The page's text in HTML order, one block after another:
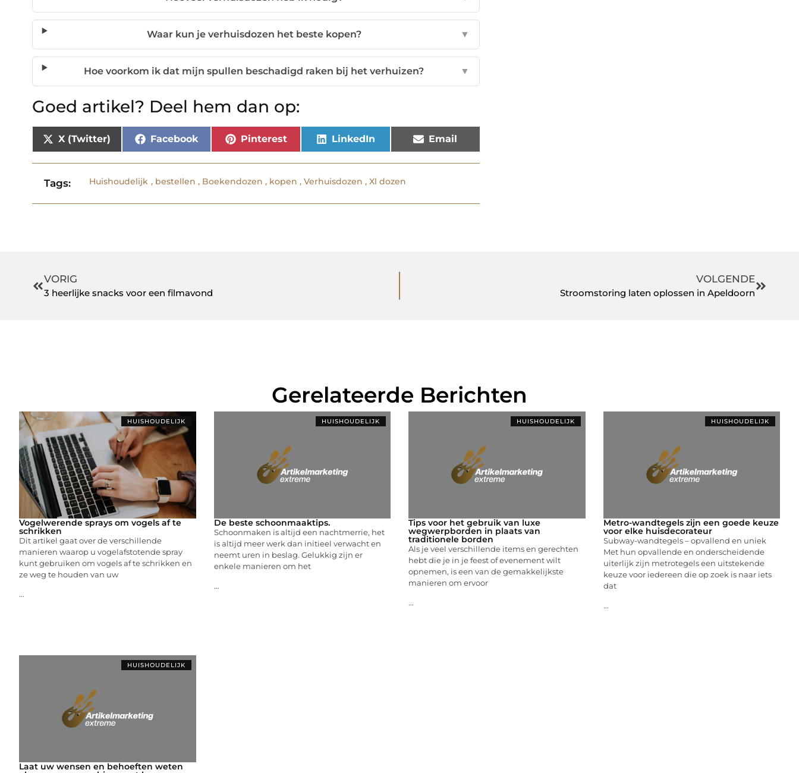
Waar kun je verhuisdozen het beste kopen? ▼
Hoe voorkom ik dat mijn spullen beschadigd raken bij het verhuizen? ▼
Goed artikel? Deel hem dan op:
X (Twitter) Facebook Pinterest LinkedIn Email
Tags: Huishoudelijk , bestellen , Boekendozen , kopen ,Verhuisdozen ,Xl dozen
VORIG
3 heerlijke snacks voor een filmavond
VOLGENDE
Stroomstoring laten oplossen in Apeldoorn
Gerelateerde Berichten
HUISHOUDELIJK
Vogelwerende sprays om vogels af te
schrikken
Dit artikel gaat over de verschillende
manieren waarop u vogelafstotende spray
kunt gebruiken om vogels af te schrikken en
ze weg te houden van uw
...
HUISHOUDELIJK
De beste schoonmaaktips.
Schoonmaken is altijd een nachtmerrie, het
is altijd meer werk dan initieel verwacht en
neemt uren in beslag. Gelukkig zijn er
enkele manieren om het
...
HUISHOUDELIJK
Tips voor het gebruik van luxe
wegwerpborden in plaats van
traditionele borden
Als je veel verschillende items en gerechten
hebt die je in je feest of evenement wilt
opnemen, is een van de gemakkelijkste
manieren om ervoor
...
HUISHOUDELIJK
Metro-wandtegels zijn een goede keuze
voor elke huisdecorateur
Subway-wandtegels – opvallend en uniek
Met hun opvallende en onderscheidende
uiterlijk zijn metrotegels een uitstekende
keuze voor iedereen die op zoek is naar iets
dat
...
HUISHOUDELIJK
Laat uw wensen en behoeften weten